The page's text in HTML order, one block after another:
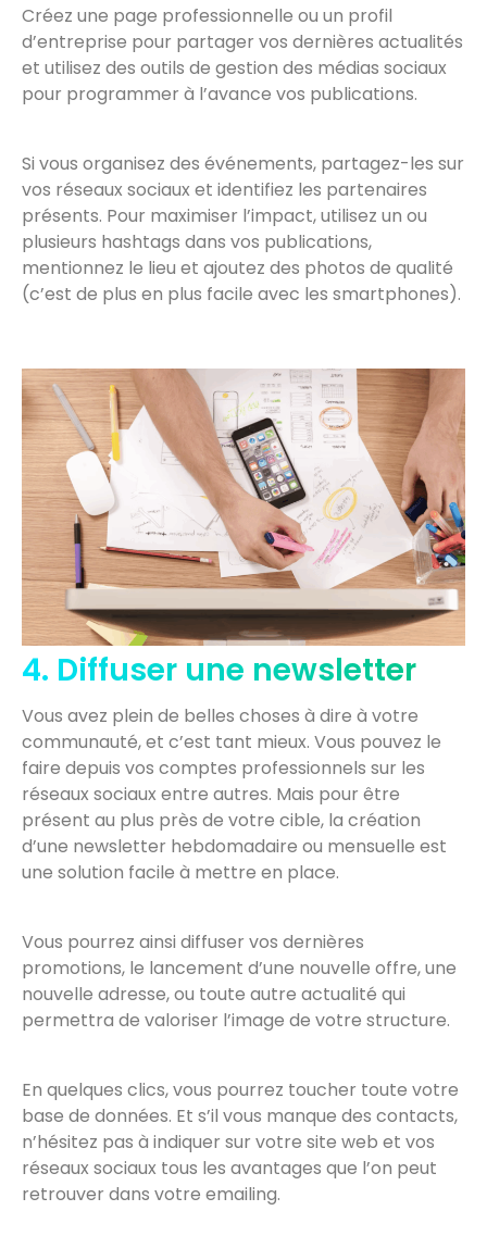
Créez une page professionnelle ou un profil
d’entreprise pour partager vos dernières actualités
et utilisez des outils de gestion des médias sociaux
pour programmer à l’avance vos publications.
Si vous organisez des événements, partagez-les sur
vos réseaux sociaux et identifiez les partenaires
présents. Pour maximiser l’impact, utilisez un ou
plusieurs hashtags dans vos publications,
mentionnez le lieu et ajoutez des photos de qualité
(c’est de plus en plus facile avec les smartphones).
4. Diffuser une newsletter
Vous avez plein de belles choses à dire à votre
communauté, et c’est tant mieux. Vous pouvez le
faire depuis vos comptes professionnels sur les
réseaux sociaux entre autres. Mais pour être
présent au plus près de votre cible, la création
d’une newsletter hebdomadaire ou mensuelle est
une solution facile à mettre en place.
Vous pourrez ainsi diffuser vos dernières
promotions, le lancement d’une nouvelle offre, une
nouvelle adresse, ou toute autre actualité qui
permettra de valoriser l’image de votre structure.
En quelques clics, vous pourrez toucher toute votre
base de données. Et s’il vous manque des contacts,
n’hésitez pas à indiquer sur votre site web et vos
réseaux sociaux tous les avantages que l’on peut
retrouver dans votre emailing.